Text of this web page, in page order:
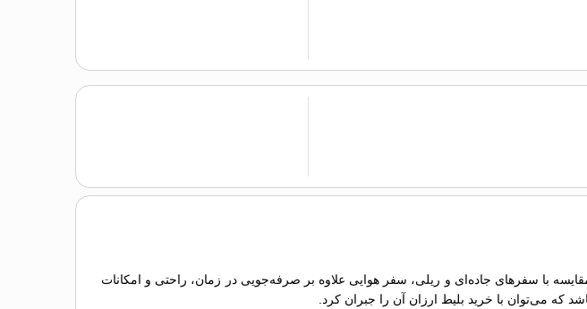
با سفرهای جاده‌ای و ریلی، سفر هوایی علاوه بر صرفه‌جویی در زمان، راحتی و امکانات
که می‌توان با خرید بلیط ارزان آن را جبران کرد.